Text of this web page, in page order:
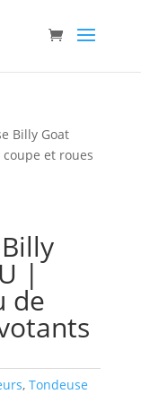
Billy Goat
coupe et roues
|
de
, Tondeuse